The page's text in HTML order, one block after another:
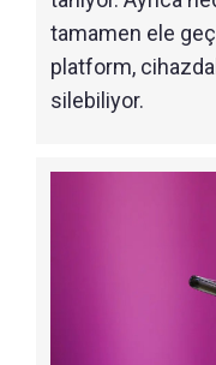
tamamen ele
platform,
silebiliyor.